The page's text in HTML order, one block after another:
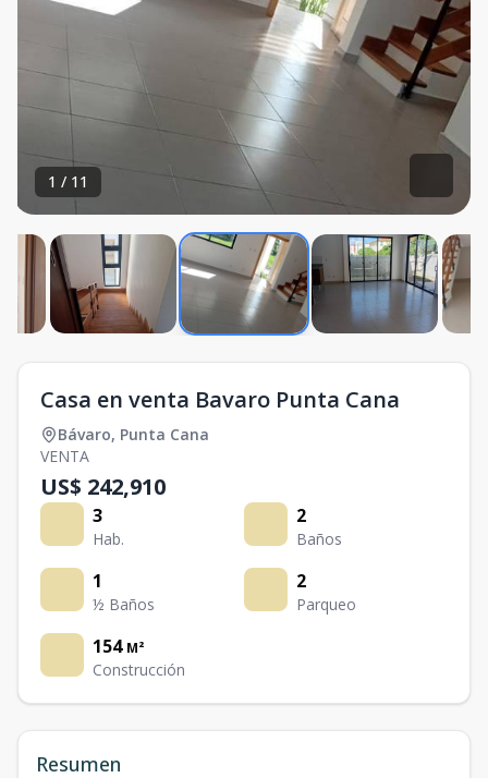
1 / 11
Casa en venta Bavaro Punta Cana
Bávaro, Punta Cana
VENTA
US$ 242,910
3
Hab.
2
Baños
1
½ Baños
2
Parqueo
154 M²
Construcción
Resumen